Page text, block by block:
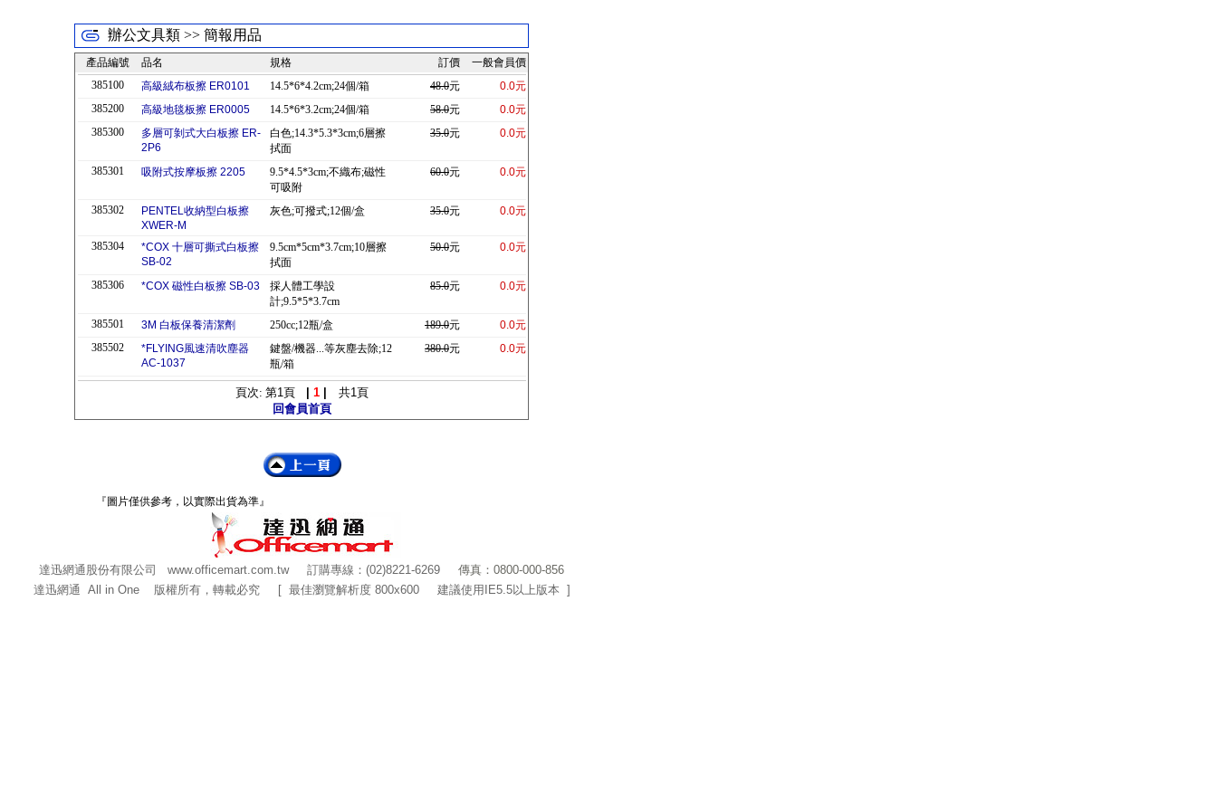
辦公文具類 >> 簡報用品
產品編號 品名 規格 訂價
一般會員價
385100
高級絨布板擦 ER0101 14.5*6*4.2cm;24個/箱 48.0元
0.0元
385200
高級地毯板擦 ER0005 14.5*6*3.2cm;24個/箱 58.0元
0.0元
385300
多層可剝式大白板擦 ER-
2P6
白色;14.3*5.3*3cm;6層擦
拭面
35.0元 0.0元
385301 吸附式按摩板擦 2205
9.5*4.5*3cm;不織布;磁性
可吸附
60.0元 0.0元
385302
PENTEL收納型白板擦
XWER-M
灰色;可撥式;12個/盒 35.0元 0.0元
385304
*COX 十層可撕式白板擦
SB-02
9.5cm*5cm*3.7cm;10層擦
拭面
50.0元 0.0元
385306 *COX 磁性白板擦 SB-03
採人體工學設
計;9.5*5*3.7cm
85.0元 0.0元
385501 3M 白板保養清潔劑 250cc;12瓶/盒 189.0元
0.0元
385502
*FLYING風速清吹塵器
AC-1037
鍵盤/機器...等灰塵去除;12
瓶/箱
380.0元 0.0元
頁次: 第1頁 1| 共1頁
回會員首頁
『圖片僅供參考，以實際出貨為準』
達迅網通股份有限公司 www.officemart.com.tw訂購專線：(02)8221-6269
傳真：0800-000-856
達迅網通 All in One 版權所有，轉載必究 [ 最佳瀏覽解析度 800x600 建議使用IE5.5以上版本 ]